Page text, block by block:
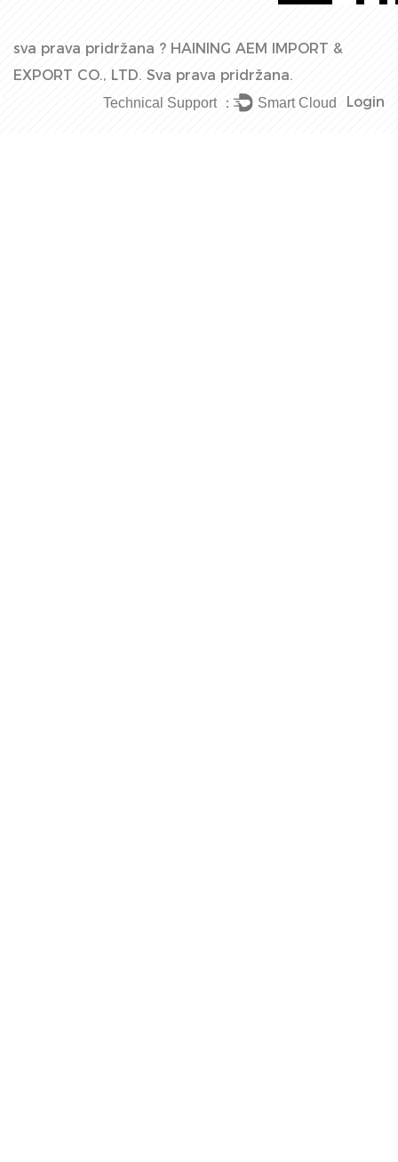
sva prava pridržana ? HAINING AEM IMPORT &
EXPORT CO., LTD. Sva prava pridržana.
Login
Technical Support ： Smart Cloud